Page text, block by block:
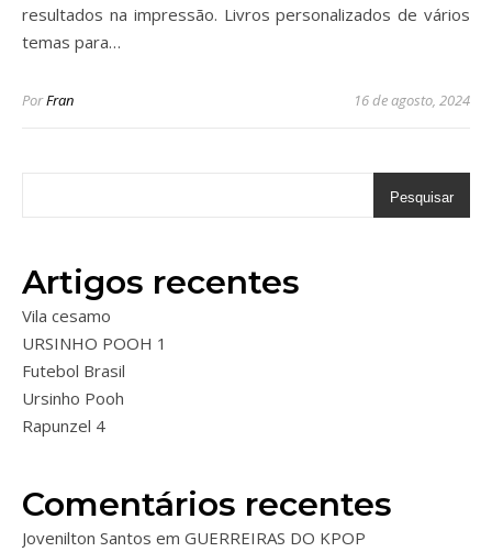
resultados na impressão. Livros personalizados de vários
temas para…
PorFran 16 de agosto, 2024
Pesquisar
Artigos recentes
Vila cesamo
URSINHO POOH 1
Futebol Brasil
Ursinho Pooh
Rapunzel 4
Comentários recentes
Jovenilton Santos em GUERREIRAS DO KPOP